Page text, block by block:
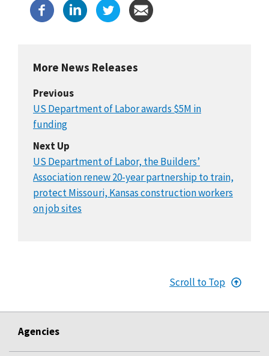
More News Releases
Previous
US Department of Labor awards $5M in
funding
Next Up
US Department of Labor, the Builders’
Association renew 20-year partnership to train,
protect Missouri, Kansas construction workers
on job sites
Scroll to Top
Agencies